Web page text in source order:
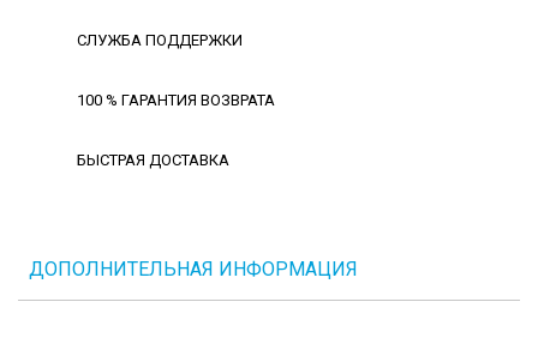
СЛУЖБА ПОДДЕРЖКИ
100 % ГАРАНТИЯ ВОЗВРАТА
БЫСТРАЯ ДОСТАВКА
ДОПОЛНИТЕЛЬНАЯ ИНФОРМАЦИЯ